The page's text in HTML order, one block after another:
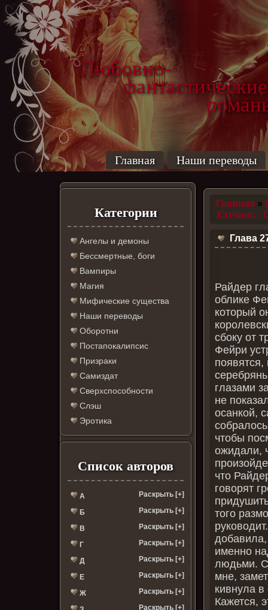
Любовно-
фантастические
Главная Наши переводы
Категории
Ангелы и демоны
Бессмертные, боги
Вампиры
Магия
Мифические существа
Наши переводы
Оборотни
Постапокалипсис
Призраки
Самиздат
Сверхспособности
Слэш
Эротика
Список авторов
А Раскрыть [+]
Б Раскрыть [+]
В Раскрыть [+]
Г Раскрыть [+]
Д Раскрыть [+]
Е Раскрыть [+]
Ж Раскрыть [+]
Раскрыть [+]
Главная »
Хатчинс -
Глава
Райдер
облике
который
сбоку от
Фейри
глазами
не
осанкой,
чтобы
ожидали,
что
говорят
того
именно
людьми.
мне,
кивнула в
Кажется,